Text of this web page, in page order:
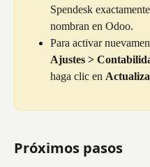
Spendesk
nombran en Odoo.
Para activar
Ajustes >
haga clic en
Próximos pasos